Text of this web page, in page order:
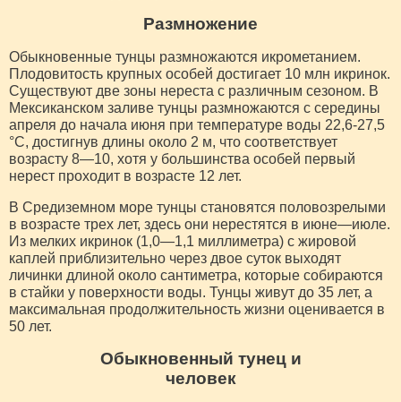
Размножение
Обыкновенные тунцы размножаются икрометанием.
Плодовитость крупных особей достигает 10 млн икринок.
Существуют две зоны нереста с различным сезоном. В
Мексиканском заливе тунцы размножаются с середины
апреля до начала июня при температуре воды 22,6-27,5
°C, достигнув длины около 2 м, что соответствует
возрасту 8—10, хотя у большинства особей первый
нерест проходит в возрасте 12 лет.
В Средиземном море тунцы становятся половозрелыми
в возрасте трех лет, здесь они нерестятся в июне—июле.
Из мелких икринок (1,0—1,1 миллиметра) с жировой
каплей приблизительно через двое суток выходят
личинки длиной около сантиметра, которые собираются
в стайки у поверхности воды. Тунцы живут до 35 лет, а
максимальная продолжительность жизни оценивается в
50 лет.
Обыкновенный тунец и
человек